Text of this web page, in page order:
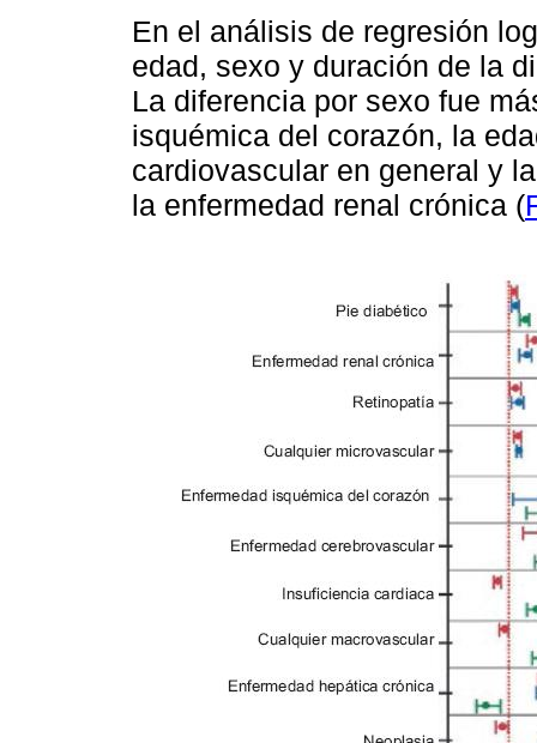
En el análisis de regresión
edad, sexo y duración de la
La diferencia por sexo fue
isquémica del corazón, la
cardiovascular en general y
la enfermedad renal crónica (